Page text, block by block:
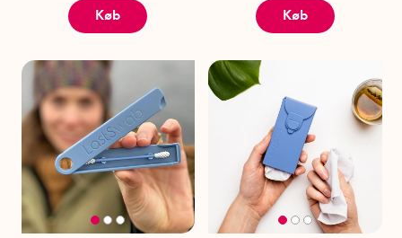
Køb Køb